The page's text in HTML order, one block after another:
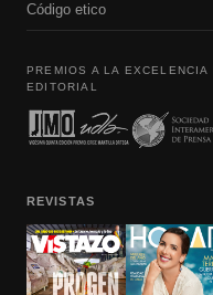
Código etico
PREMIOS A LA
EDITORIAL
REVISTAS